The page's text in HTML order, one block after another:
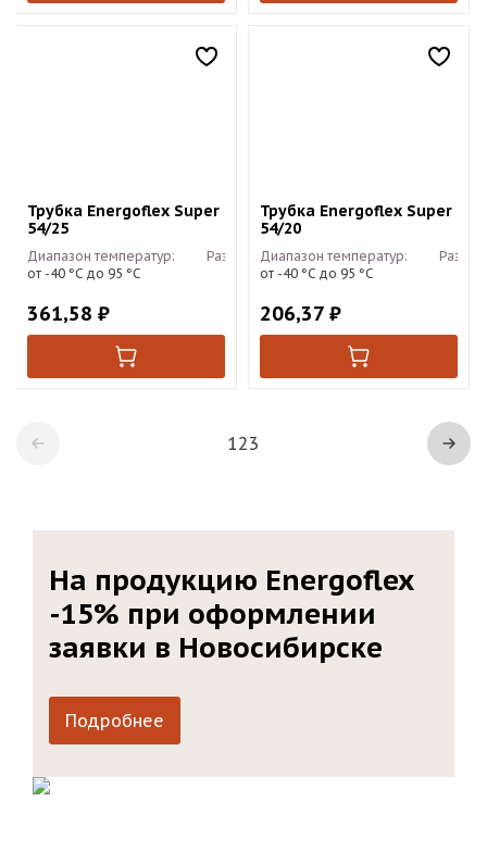
Трубка Energoflex Super
54/25
Диапазон температур:
от -40 °С до 95 °С
Размер: 2м
361,58 ₽
Трубка Energoflex Super
54/20
Диапазон температур:
от -40 °С до 95 °С
206,37 ₽
123
На продукцию Energoflex
-15% при оформлении
заявки в Новосибирске
Подробнее